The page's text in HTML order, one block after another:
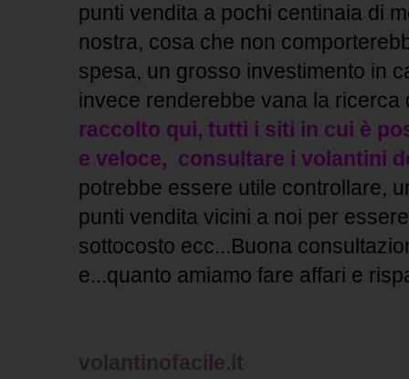
punti vendita a pochi centinaia di
nostra, cosa che non
spesa, un grosso investimento in
invece renderebbe vana la
raccolto qui, tutti i siti in cui è
e veloce, consultare i volantini
potrebbe essere utile controllare,
punti vendita vicini a noi per
sottocosto ecc...Buona
e...quanto amiamo fare affari e
volantinofacile.it